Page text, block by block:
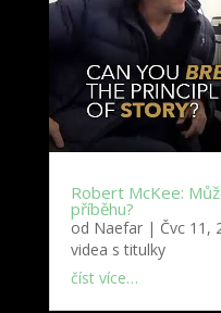
Robert McKee:
příběhu?
od Naefar| Čvc 11,
videa s titulky
číst více…